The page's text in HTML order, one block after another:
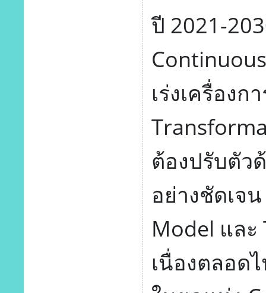
ปี 2021-
เร่งเครื่อง
ต้องปรับตัว
อย่างชัดเจ
Model และ
เนื่องตลอด